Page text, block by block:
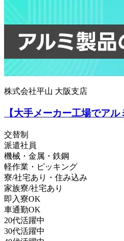
株式会社平山 大阪支店
【大手メーカー工場でア
交替制
派遣社員
機械・金属・鉄鋼
軽作業・ピッキング
寮/社宅あり・住み込み
家族寮/社宅あり
即入寮OK
車通勤OK
20代活躍中
30代活躍中